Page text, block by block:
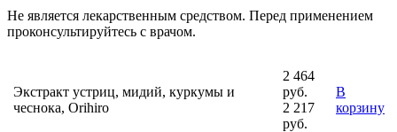
Не является лекарственным средством. Перед применением
проконсультируйтесь с врачом.
Экстракт устриц, мидий, куркумы и
чеснока, Orihiro
2 464
руб.
2 217
руб.
В
корзину